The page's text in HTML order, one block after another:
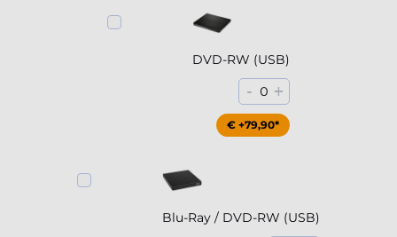
DVD-RW (USB)
- 0 +
€ +79,90*
Blu-Ray / DVD-RW (USB)